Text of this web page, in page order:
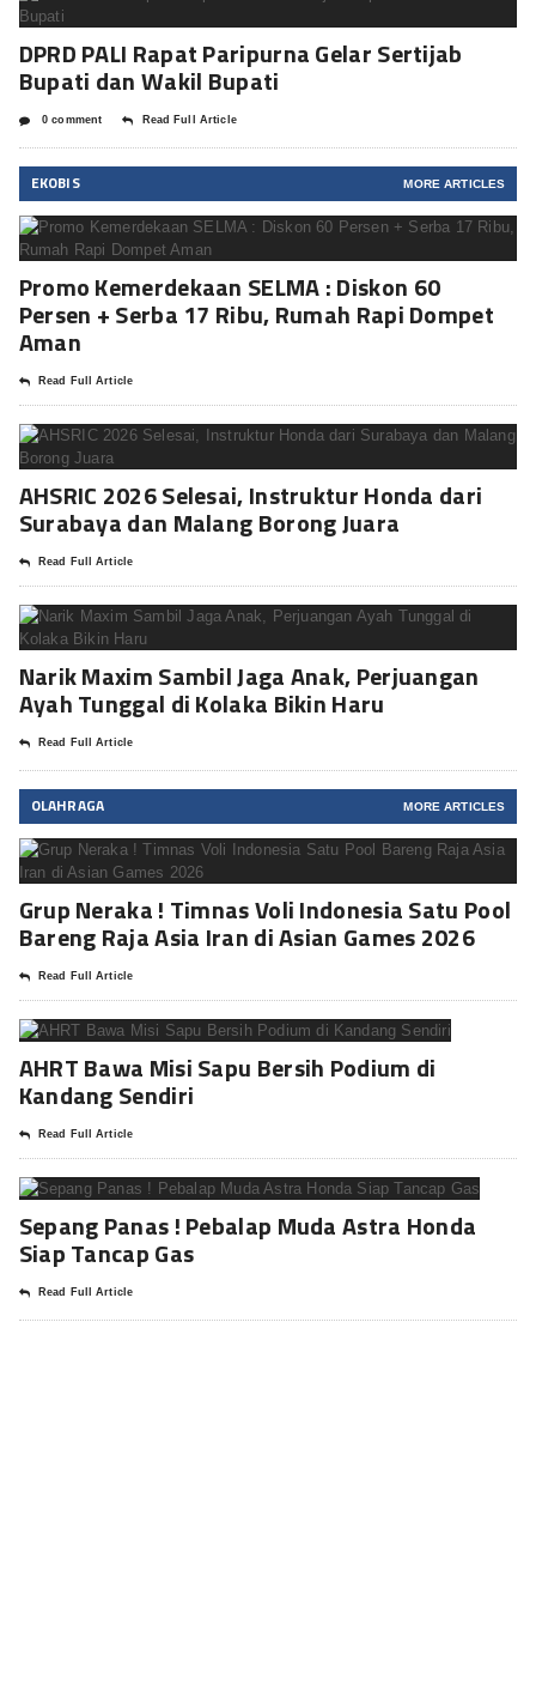
DPRD PALI Rapat Paripurna Gelar Sertijab
Bupati dan Wakil Bupati
0 comment Read Full Article
EKOBIS MORE ARTICLES
Promo Kemerdekaan SELMA : Diskon 60
Persen + Serba 17 Ribu, Rumah Rapi Dompet
Aman
Read Full Article
AHSRIC 2026 Selesai, Instruktur Honda dari
Surabaya dan Malang Borong Juara
Read Full Article
Narik Maxim Sambil Jaga Anak, Perjuangan
Ayah Tunggal di Kolaka Bikin Haru
Read Full Article
OLAHRAGA MORE ARTICLES
Grup Neraka ! Timnas Voli Indonesia Satu Pool
Bareng Raja Asia Iran di Asian Games 2026
Read Full Article
AHRT Bawa Misi Sapu Bersih Podium di
Kandang Sendiri
Read Full Article
Sepang Panas ! Pebalap Muda Astra Honda
Siap Tancap Gas
Read Full Article